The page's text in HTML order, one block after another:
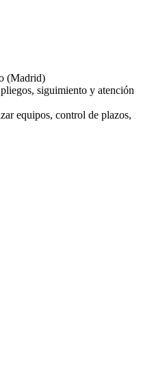
(Madrid)
siguimiento y atención
equipos, control de plazos,